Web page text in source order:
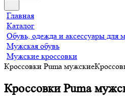
Главная
Каталог
Обувь, одежда и аксессуары для
Мужская обувь
Мужские кроссовки
Кроссовки Puma мужские
Кроссовки Puma